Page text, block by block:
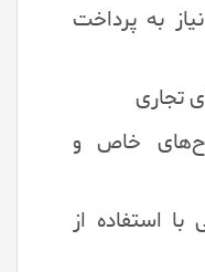
به پرداخت
تجاری
خاص و
استفاده از